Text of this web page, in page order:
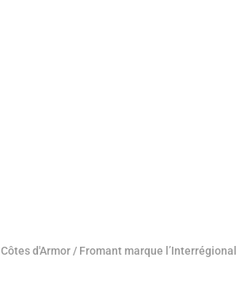
Côtes d'Armor / Fromant marque l’Interrégional